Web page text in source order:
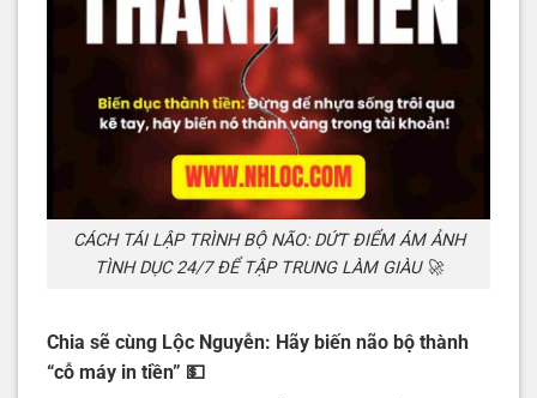
CÁCH TÁI LẬP TRÌNH BỘ NÃO: DỨT ĐIỂM ÁM ẢNH
TÌNH DỤC 24/7 ĐỂ TẬP TRUNG LÀM GIÀU 🚀
Chia sẽ cùng Lộc Nguyễn: Hãy biến não bộ thành
“cỗ máy in tiền” 💵